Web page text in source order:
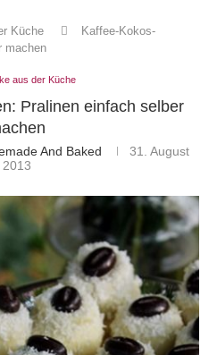
Küche
Kaffee-Kokos-
machen
aus der Küche
Pralinen einfach selber
And Baked
31. August
2013